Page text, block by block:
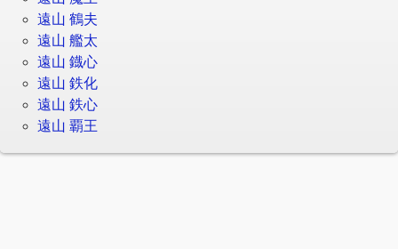
遠山 鶴夫
遠山 艦太
遠山 鐡心
遠山 鉄化
遠山 鉄心
遠山 覇王